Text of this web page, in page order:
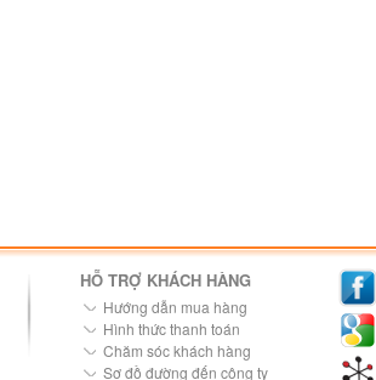
HỖ TRỢ KHÁCH HÀNG
Hướng dẫn mua hàng
Hình thức thanh toán
Chăm sóc khách hàng
Sơ đồ đường đến công ty